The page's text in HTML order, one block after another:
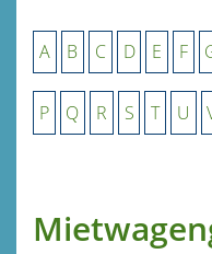
A B C D E F
P Q R S T U